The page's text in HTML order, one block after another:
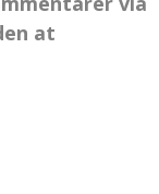
at